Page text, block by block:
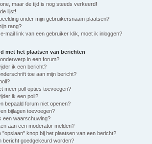
maar de tijd is nog steeds verkeerd!
lijst!
onder mijn gebruikersnaam plaatsen?
rang?
mail link van een gebruiker klik, moet ik inloggen?
met het plaatsen van berichten
in een forum?
ik een bericht?
toe aan mijn bericht?
meer poll opties toevoegen?
ik een poll?
bepaald forum niet openen?
bijlagen toevoegen?
een waarschuwing?
aan een moderator melden?
"opslaan" knop bij het plaatsen van een bericht?
bericht goedgekeurd worden?